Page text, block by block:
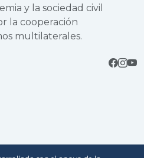
y la sociedad civil
la cooperación
multilaterales.